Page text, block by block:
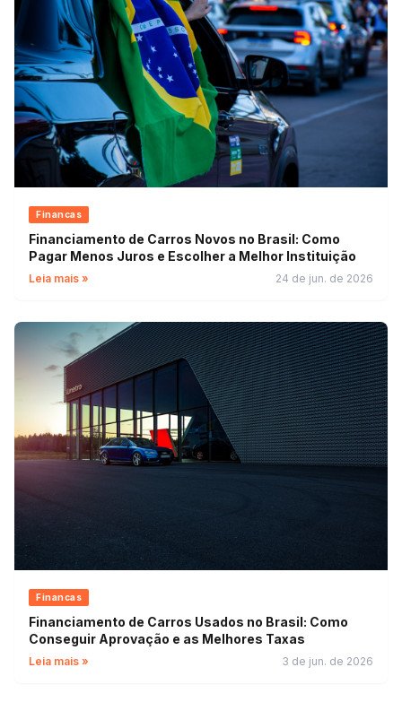
Financas
Financiamento de Carros Novos no Brasil: Como
Pagar Menos Juros e Escolher a Melhor Instituição
Leia mais » 24 de jun. de 2026
Financas
Financiamento de Carros Usados no Brasil: Como
Conseguir Aprovação e as Melhores Taxas
Leia mais » 3 de jun. de 2026